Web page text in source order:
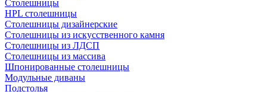
Столешницы
HPL столешницы
Столешницы дизайнерские
Столешницы из искусственного камня
Столешницы из ЛДСП
Столешницы из массива
Шпонированные столешницы
Модульные диваны
Подстолья